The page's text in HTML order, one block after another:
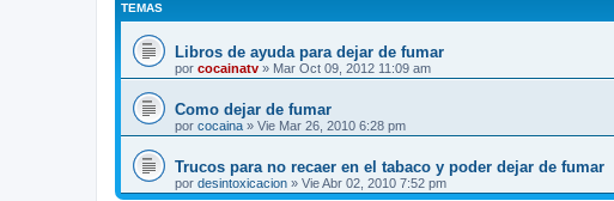
TEMAS
Libros de ayuda para dejar de fumar
por cocainatv » Mar Oct 09, 2012 11:09 am
Como dejar de fumar
por cocaina » Vie Mar 26, 2010 6:28 pm
Trucos para no recaer en el tabaco y poder dejar de fumar
por desintoxicacion » Vie Abr 02, 2010 7:52 pm